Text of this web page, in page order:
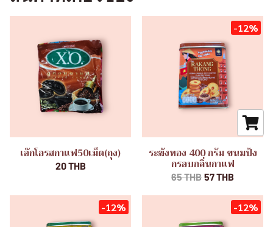
เอ๊กโอรสกาแฟ50เม็ด(ถุง)
20 THB
-12%
ระฆังทอง 400 กรัม ขนมปัง
กรอบกลิ่นกาแฟ
65 THB 57 THB
-12% -12%